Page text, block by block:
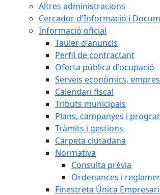
Altres administracions
Cercador d'Informació i
Informació oficial
Tauler d'anuncis
Perfil de contractant
Oferta pública d'ocupació
Serveis econòmics,
Calendari fiscal
Tributs municipals
Plans, campanyes i
Tràmits i gestions
Carpeta ciutadana
Normativa
Consulta prèvia
Ordenances i
Finestreta Única